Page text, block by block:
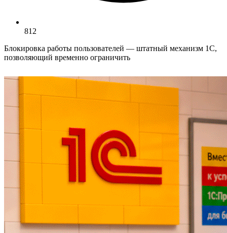
812
Блокировка работы пользователей — штатный механизм 1С,
позволяющий временно ограничить